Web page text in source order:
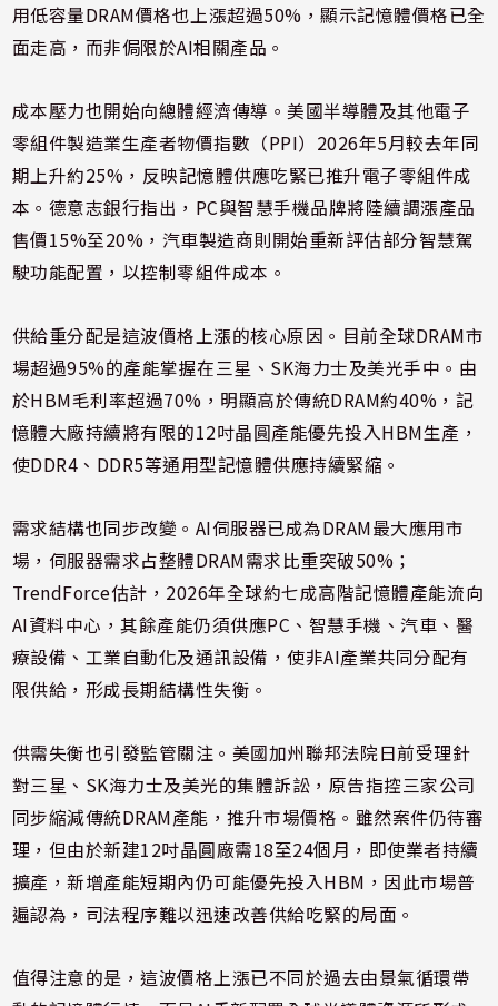
用低容量DRAM價格也上漲超過50%，顯示記憶體價格已全
面走高，而非侷限於AI相關產品。
成本壓力也開始向總體經濟傳導。美國半導體及其他電子
零組件製造業生產者物價指數（PPI）2026年5月較去年同
期上升約25%，反映記憶體供應吃緊已推升電子零組件成
本。德意志銀行指出，PC與智慧手機品牌將陸續調漲產品
售價15%至20%，汽車製造商則開始重新評估部分智慧駕
駛功能配置，以控制零組件成本。
供給重分配是這波價格上漲的核心原因。目前全球DRAM市
場超過95%的產能掌握在三星、SK海力士及美光手中。由
於HBM毛利率超過70%，明顯高於傳統DRAM約40%，記
憶體大廠持續將有限的12吋晶圓產能優先投入HBM生產，
使DDR4、DDR5等通用型記憶體供應持續緊縮。
需求結構也同步改變。AI伺服器已成為DRAM最大應用市
場，伺服器需求占整體DRAM需求比重突破50%；
TrendForce估計，2026年全球約七成高階記憶體產能流向
AI資料中心，其餘產能仍須供應PC、智慧手機、汽車、醫
療設備、工業自動化及通訊設備，使非AI產業共同分配有
限供給，形成長期結構性失衡。
供需失衡也引發監管關注。美國加州聯邦法院日前受理針
對三星、SK海力士及美光的集體訴訟，原告指控三家公司
同步縮減傳統DRAM產能，推升市場價格。雖然案件仍待審
理，但由於新建12吋晶圓廠需18至24個月，即使業者持續
擴產，新增產能短期內仍可能優先投入HBM，因此市場普
遍認為，司法程序難以迅速改善供給吃緊的局面。
值得注意的是，這波價格上漲已不同於過去由景氣循環帶